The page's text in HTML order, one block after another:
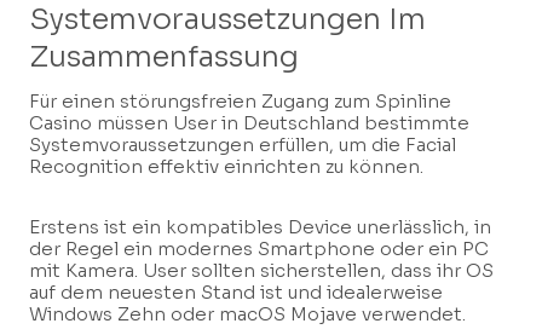
Systemvoraussetzungen Im
Zusammenfassung
Für einen störungsfreien Zugang zum Spinline
Casino müssen User in Deutschland bestimmte
Systemvoraussetzungen erfüllen, um die Facial
Recognition effektiv einrichten zu können.
Erstens ist ein kompatibles Device unerlässlich, in
der Regel ein modernes Smartphone oder ein PC
mit Kamera. User sollten sicherstellen, dass ihr OS
auf dem neuesten Stand ist und idealerweise
Windows Zehn oder macOS Mojave verwendet.